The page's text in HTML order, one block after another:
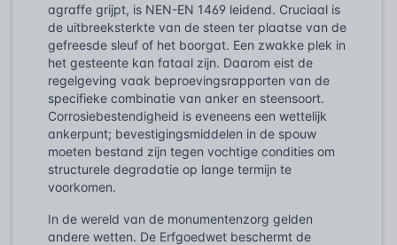
agraffe grijpt, is NEN-EN 1469 leidend. Cruciaal is
de uitbreeksterkte van de steen ter plaatse van de
gefreesde sleuf of het boorgat. Een zwakke plek in
het gesteente kan fataal zijn. Daarom eist de
regelgeving vaak beproevingsrapporten van de
specifieke combinatie van anker en steensoort.
Corrosiebestendigheid is eveneens een wettelijk
ankerpunt; bevestigingsmiddelen in de spouw
moeten bestand zijn tegen vochtige condities om
structurele degradatie op lange termijn te
voorkomen.
In de wereld van de monumentenzorg gelden
andere wetten. De Erfgoedwet beschermt de